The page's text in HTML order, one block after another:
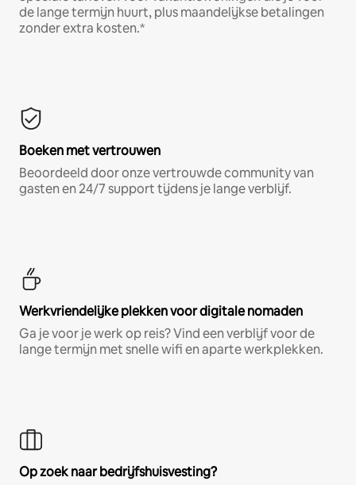
de lange termijn huurt, plus maandelijkse betalingen
zonder extra kosten.*
Boeken met vertrouwen
Beoordeeld door onze vertrouwde community van
gasten en 24/7 support tijdens je lange verblijf.
Werkvriendelijke plekken voor digitale nomaden
Ga je voor je werk op reis? Vind een verblijf voor de
lange termijn met snelle wifi en aparte werkplekken.
Op zoek naar bedrijfshuisvesting?